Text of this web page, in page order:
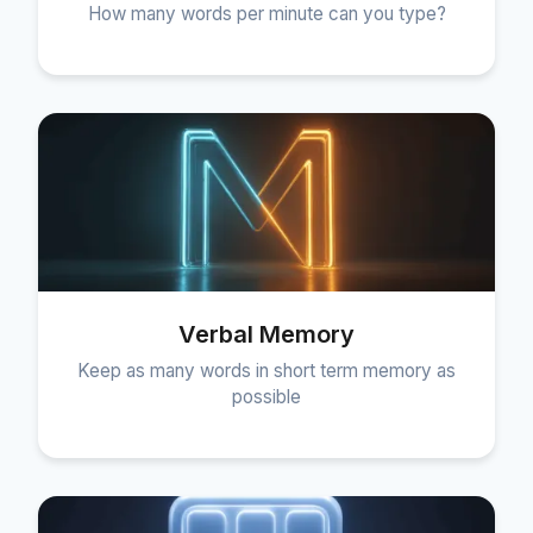
How many words per minute can you type?
Verbal Memory
Keep as many words in short term memory as
possible